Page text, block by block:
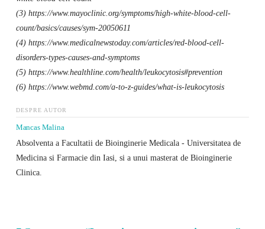
(3) https://www.mayoclinic.org/symptoms/high-white-blood-cell-
count/basics/causes/sym-20050611
(4) https://www.medicalnewstoday.com/articles/red-blood-cell-
disorders-types-causes-and-symptoms
(5) https://www.healthline.com/health/leukocytosis#prevention
(6) https://www.webmd.com/a-to-z-guides/what-is-leukocytosis
DESPRE AUTOR
Mancas Malina
Absolventa a Facultatii de Bioinginerie Medicala - Universitatea de
Medicina si Farmacie din Iasi, si a unui masterat de Bioinginerie
Clinica.